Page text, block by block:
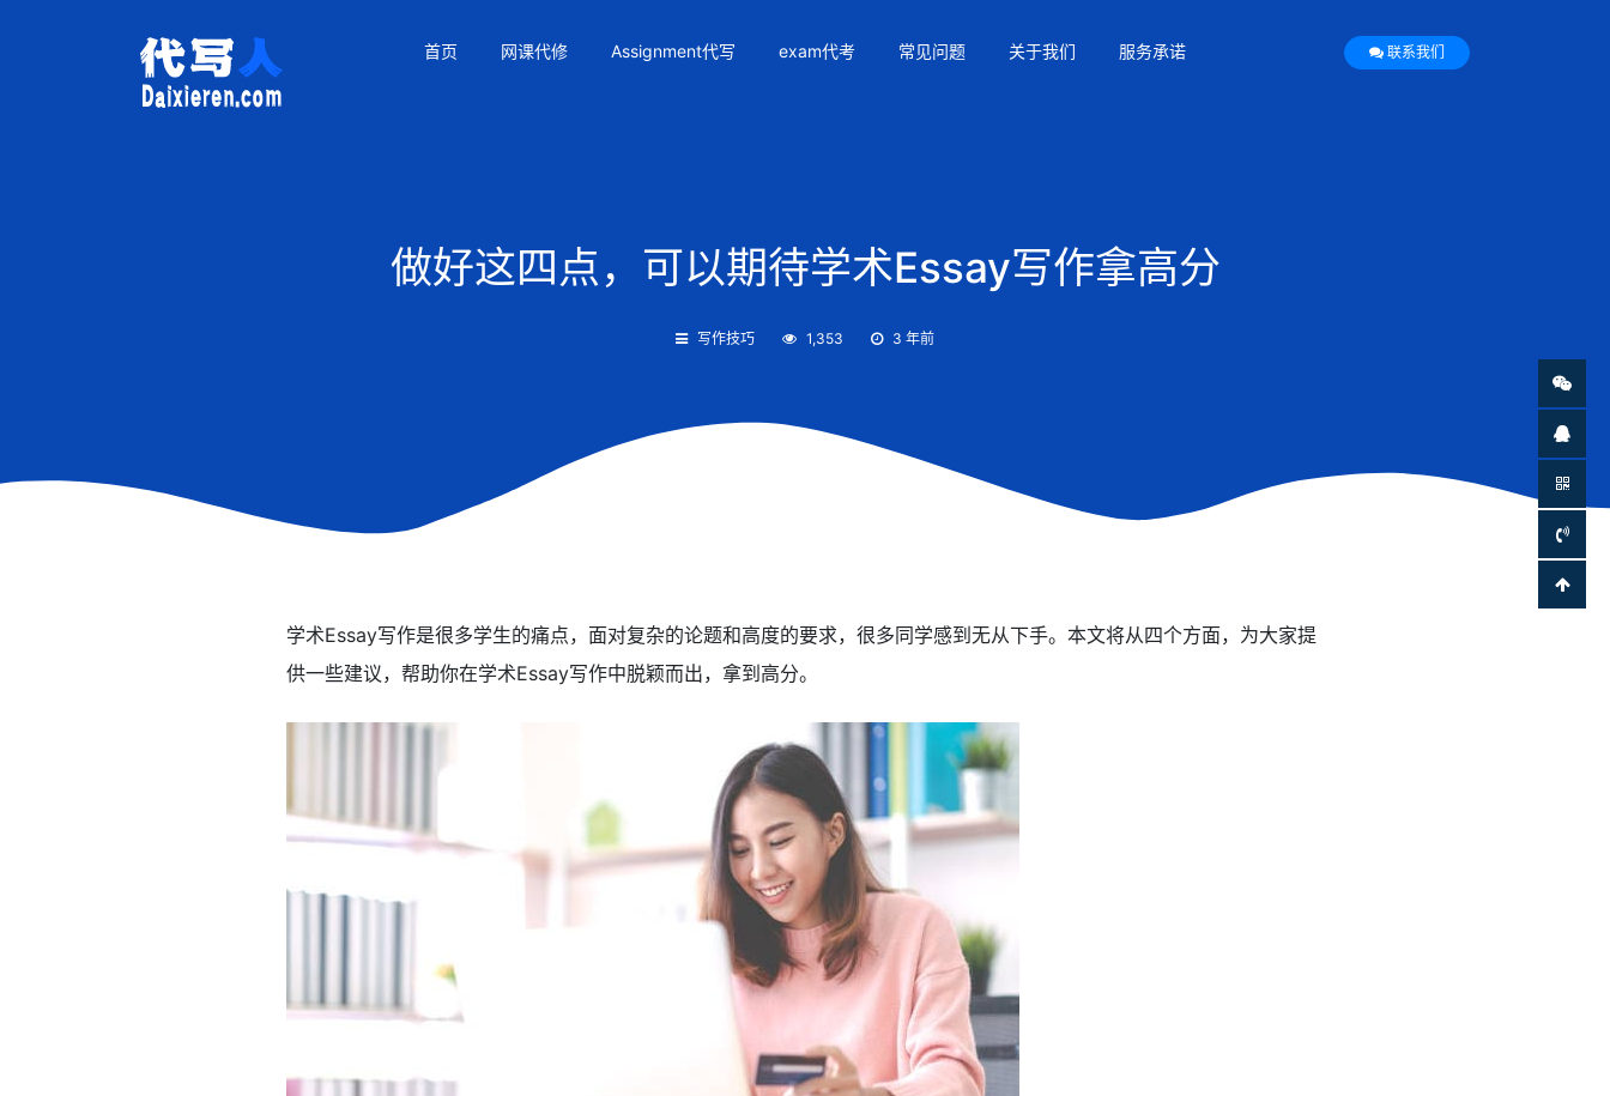
首页 网课代修 Assignment代写 exam代考 常见问题 关于我们 服务承诺 联系我们
做好这四点，可以期待学术Essay写作拿高分
写作技巧 1,353 3 年前
学术Essay写作是很多学生的痛点，面对复杂的论题和高度的要求，很多同学感到无从下手。本文将从四个方面，为大家提
供一些建议，帮助你在学术Essay写作中脱颖而出，拿到高分。